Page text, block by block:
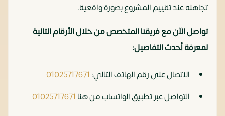
تجاهله عند تقييم المشروع بصورة واقعية.
تواصل الآن مع فريقنا المتخصص من خلال الأرقام التالية
لمعرفة أحدث التفاصيل:
الاتصال على رقم الهاتف التالي: 01025717671
التواصل عبر تطبيق الواتساب من هنا 01025717671